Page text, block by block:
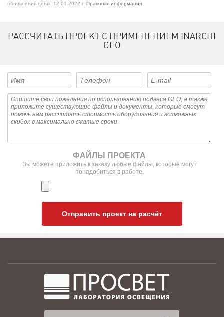
обновления цены: 12.01.2022 г. Правовая информация
РАССЧИТАТЬ ПРОЕКТ С ПРИМЕНЕНИЕМ INARCHI
GEO
ФАЙЛЫ ПРОЕКТА
Вы можете приложить к заказу любые файлы, которые могут
понадобиться в работе.
Отправить проект на расчёт